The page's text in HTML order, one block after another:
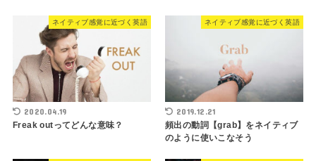
ネイティブ感覚に近づく英語
2020.04.19
Freak outってどんな意味？
ネイティブ感覚に近づく英語
2019.12.21
頻出の動詞【grab】をネイティブ
のように使いこなそう